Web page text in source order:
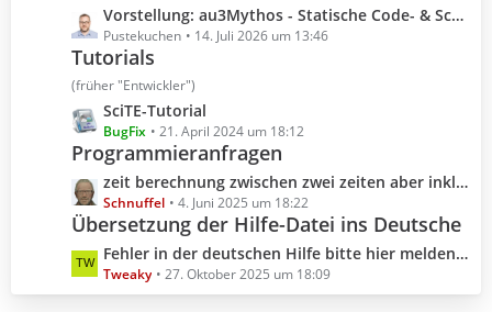
ä
g
e
B
e
i
t
r
ä
g
e
e
t
z
e
B
i
t
r
ä
g
e
Vorstellung: au3Mythos - Statische Code- & Scoping-Analyse für AutoIt 3
Pustekuchen 14. Juli 2026 um 13:46
Tutorials
(früher "Entwickler")
L
e
t
z
t
e
e
SciTE-Tutorial
BugFix 21. April 2024 um 18:12
Programmieranfragen
L
e
t
z
e
zeit berechnung zwischen zwei zeiten aber inklusive millisekunden
Schnuffel 4. Juni 2025 um 18:22
Übersetzung der Hilfe-Datei ins Deutsche
L
e
t
Fehler in der deutschen Hilfe bitte hier melden (Hilfedatei 3.3.18.0 2025.10.04)
Tweaky 27. Oktober 2025 um 18:09